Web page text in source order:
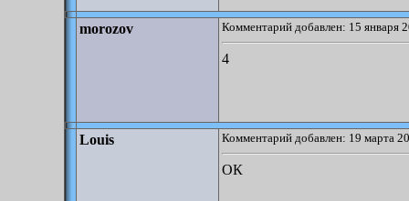
morozov Комментарий добавлен: 15 января
4
Louis Комментарий добавлен: 19 марта
ОК